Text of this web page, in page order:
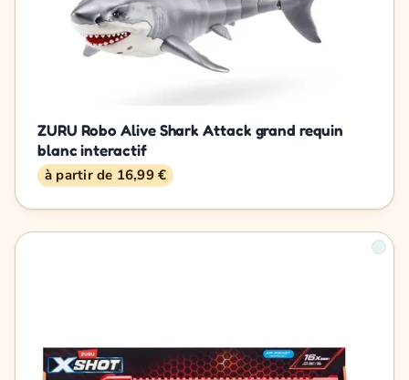
ZURU Robo Alive Shark Attack grand requin
blanc interactif
à partir de 16,99 €